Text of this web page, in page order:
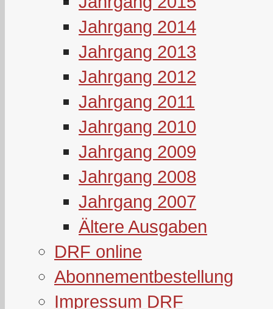
Jahrgang 2014
Jahrgang 2013
Jahrgang 2012
Jahrgang 2011
Jahrgang 2010
Jahrgang 2009
Jahrgang 2008
Jahrgang 2007
Ältere Ausgaben
DRF online
Abonnementbestellung
Impressum DRF